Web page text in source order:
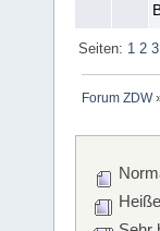
Seiten: 1 2 3
Forum ZDW